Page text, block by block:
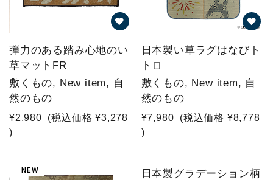
弾力のある踏み心地のい
草マットFR
敷くもの, New item, 自
然のもの
¥2,980 (税込価格 ¥3,278
)
日本製い草ラグはなびト
トロ
敷くもの, New item, 自
然のもの
¥7,980 (税込価格 ¥8,778
)
NEW
日本製グラデーション柄